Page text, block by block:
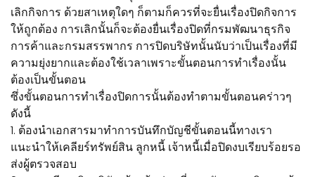
เลิกกิจการ ด้วยสาเหตุใดๆ ก็ตามก็ควรที่จะยื่นเรื่องปิดกิจการ
ให้ถูกต้อง การเลิกนั้นก็จะต้องยื่นเรื่องปิดที่กรมพัฒนาธุรกิจ
การค้าและกรมสรรพากร การปิดบริษัทนั้นนับว่าเป็นเรื่องที่มี
ความยุ่งยากและต้องใช้เวลาเพราะขั้นตอนการทำเรื่องนั้น
ต้องเป็นขั้นตอน
ซึ่งขั้นตอนการทำเรื่องปิดการนั้นต้องทำตามขั้นตอนคร่าวๆ
ดังนี้
1. ต้องนำเอกสารมาทำการบันทึกบัญชีขั้นตอนนี้ทางเรา
แนะนำให้เคลียร์ทรัพย์สิน ลูกหนี้ เจ้าหนี้เมื่อปิดงบเรียบร้อยรอ
ส่งผู้ตรวจสอบ